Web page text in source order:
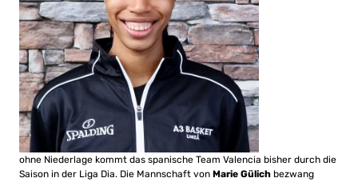
ohne Niederlage kommt das spanische Team Valencia bisher durch die
Saison in der Liga Dia. Die Mannschaft von Marie Gülich bezwang